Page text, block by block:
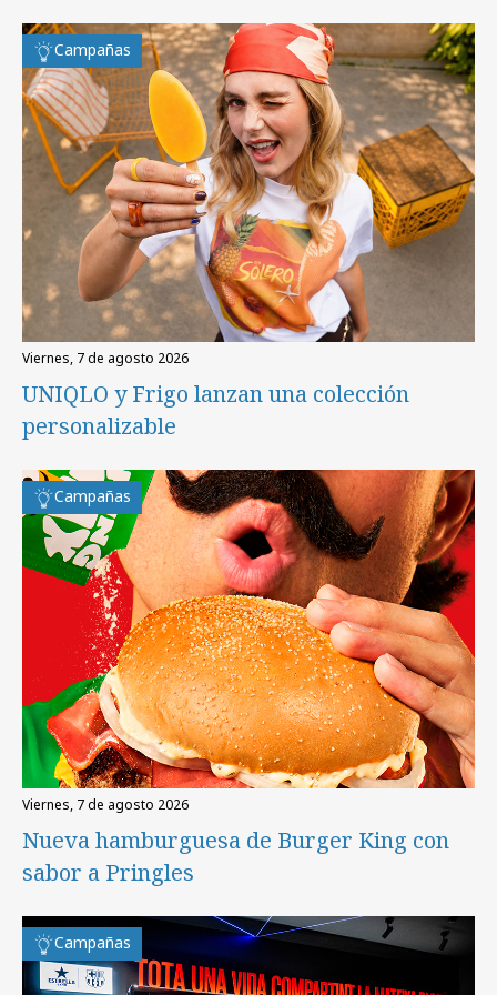
Campañas
viernes, 7 de agosto 2026
UNIQLO y Frigo lanzan una colección
personalizable
Campañas
viernes, 7 de agosto 2026
Nueva hamburguesa de Burger King con
sabor a Pringles
Campañas